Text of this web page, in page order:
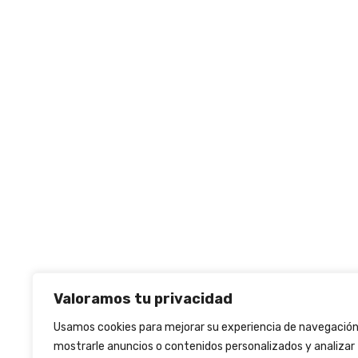
Valoramos tu privacidad
Usamos cookies para mejorar su experiencia de
mostrarle anuncios o contenidos personalizados y analizar